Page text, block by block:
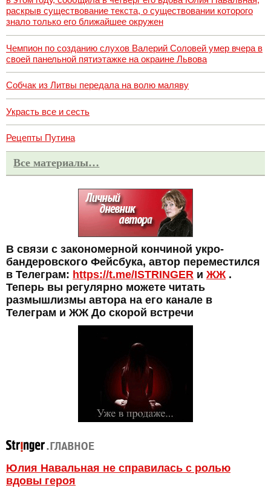
раскрыв существование текста, о существовании которого
знало только его ближайшее окружен
Чемпион по созданию слухов Валерий Соловей умер вчера в
своей панельной пятиэтажке на окраине Львова
Собчак из Литвы передала на волю маляву
Украсть все и сесть
Рецепты Путина
Все материалы…
В связи с закономерной кончиной укро-
бандеровского Фейсбука, автор переместился
в Телеграм: https://t.me/ISTRINGER и ЖЖ .
Теперь вы регулярно можете читать
размышлизмы автора на его канале в
Телеграм и ЖЖ До скорой встречи
Юлия Навальная не справилась с ролью
вдовы героя